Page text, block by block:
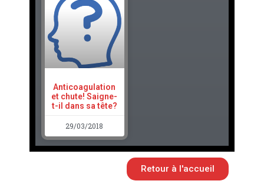
Anticoagulation
et chute! Saigne-
t-il dans sa tête?
29/03/2018
Retour à l'accueil